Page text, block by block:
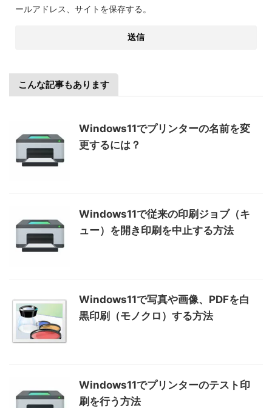
ールアドレス、サイトを保存する。
こんな記事もあります
Windows11でプリンターの名前を変
更するには？
Windows11で従来の印刷ジョブ（キ
ュー）を開き印刷を中止する方法
Windows11で写真や画像、PDFを白
黒印刷（モノクロ）する方法
Windows11でプリンターのテスト印
刷を行う方法